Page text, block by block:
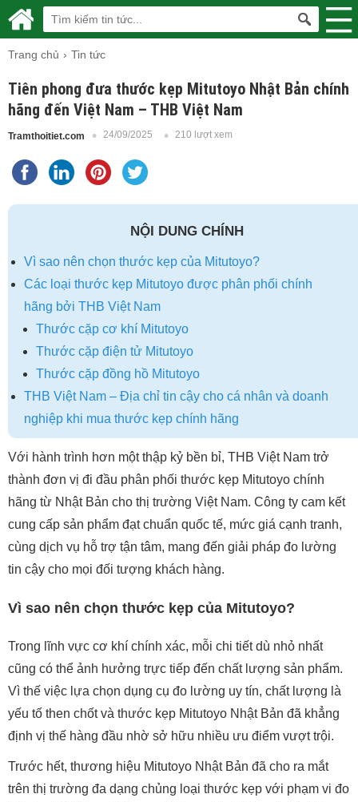
Trang chủ Tin tức
Tiên phong đưa thước kẹp Mitutoyo Nhật Bản chính
hãng đến Việt Nam – THB Việt Nam
Tramthoitiet.com 24/09/2025 210 lượt xem
NỘI DUNG CHÍNH
Vì sao nên chọn thước kẹp của Mitutoyo?
Các loại thước kẹp Mitutoyo được phân phối chính
hãng bởi THB Việt Nam
Thước cặp cơ khí Mitutoyo
Thước cặp điện tử Mitutoyo
Thước cặp đồng hồ Mitutoyo
THB Việt Nam – Địa chỉ tin cậy cho cá nhân và doanh
nghiệp khi mua thước kẹp chính hãng
Với hành trình hơn một thập kỷ bền bỉ, THB Việt Nam trở
thành đơn vị đi đầu phân phối thước kẹp Mitutoyo chính
hãng từ Nhật Bản cho thị trường Việt Nam. Công ty cam kết
cung cấp sản phẩm đạt chuẩn quốc tế, mức giá cạnh tranh,
cùng dịch vụ hỗ trợ tận tâm, mang đến giải pháp đo lường
tin cậy cho mọi đối tượng khách hàng.
Vì sao nên chọn thước kẹp của Mitutoyo?
Trong lĩnh vực cơ khí chính xác, mỗi chi tiết dù nhỏ nhất
cũng có thể ảnh hưởng trực tiếp đến chất lượng sản phẩm.
Vì thế việc lựa chọn dụng cụ đo lường uy tín, chất lượng là
yếu tố then chốt và thước kẹp Mitutoyo Nhật Bản đã khẳng
định vị thế hàng đầu nhờ sở hữu nhiều ưu điểm vượt trội.
Trước hết, thương hiệu Mitutoyo Nhật Bản đã cho ra mắt
trên thị trường đa dạng chủng loại thước kẹp với phạm vi đo